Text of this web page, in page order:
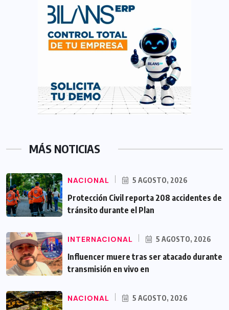
MÁS NOTICIAS
NACIONAL 5 AGOSTO, 2026
Protección Civil reporta 208 accidentes de
tránsito durante el Plan
INTERNACIONAL 5 AGOSTO, 2026
Influencer muere tras ser atacado durante
transmisión en vivo en
NACIONAL 5 AGOSTO, 2026